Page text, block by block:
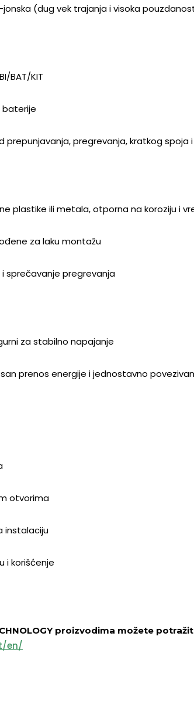
jonska (dug vek trajanja i visoka
BAT/KIT
baterije
prepunjavanja, pregrevanja, kratkog spoja
plastike ili metala, otporna na koroziju i
za laku montažu
sprečavanje pregrevanja
za stabilno napajanje
prenos energije i jednostavno
otvorima
instalaciju
i korišćenje
proizvodima možete
en/